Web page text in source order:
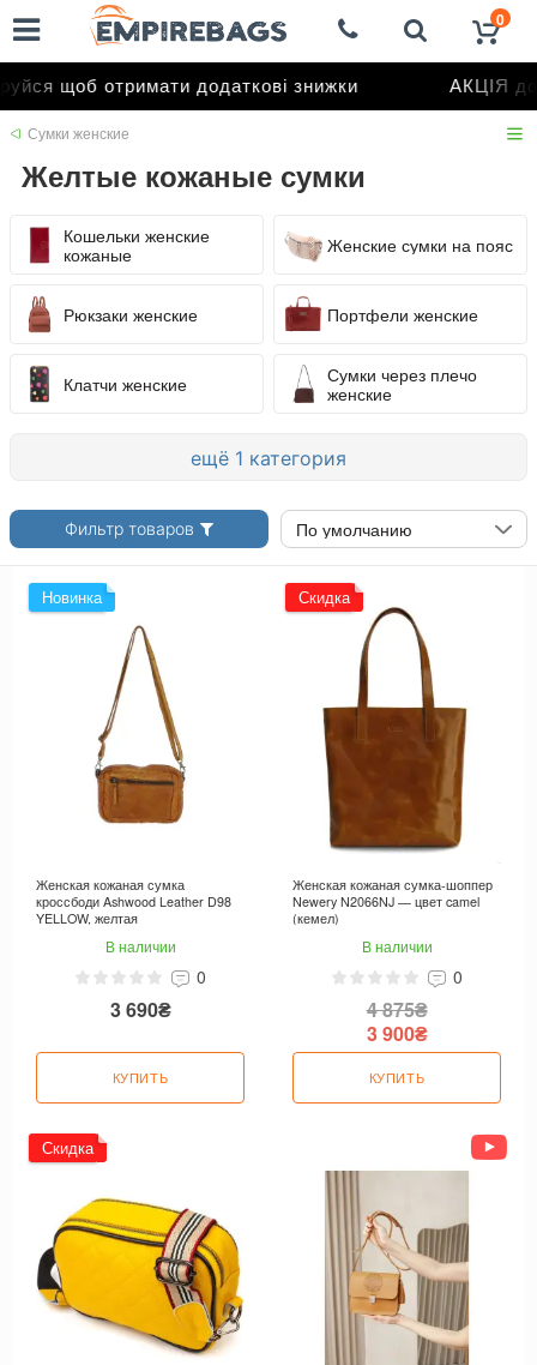
щоб отримати додаткові знижки АКЦІЯ до
0
Сумки женские
Желтые кожаные сумки
Кошельки женские
кожаные
Женские сумки на пояс
Рюкзаки женские Портфели женские
Клатчи женские
Сумки через плечо
женские
ещё 1 категория
Фильтр товаров
Новинка
Женская кожаная сумка
кроссбоди Ashwood Leather D98
YELLOW, желтая
В наличии
0
3 690₴
КУПИТЬ
Скидка
Женская кожаная сумка-шоппер
Newery N2066NJ — цвет camel
(кемел)
В наличии
0
4 875₴
3 900₴
КУПИТЬ
Скидка